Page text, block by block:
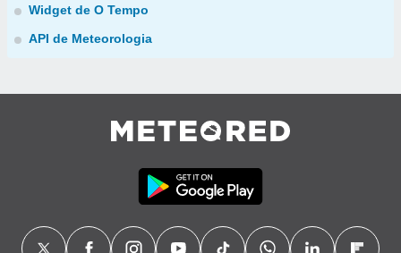
Widget de O Tempo
API de Meteorologia